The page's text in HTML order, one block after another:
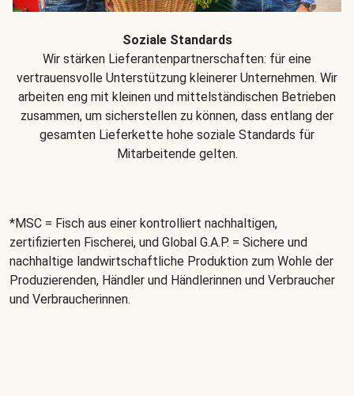
Soziale Standards
Wir stärken Lieferantenpartnerschaften: für eine
vertrauensvolle Unterstützung kleinerer Unternehmen. Wir
arbeiten eng mit kleinen und mittelständischen Betrieben
zusammen, um sicherstellen zu können, dass entlang der
gesamten Lieferkette hohe soziale Standards für
Mitarbeitende gelten.
*MSC = Fisch aus einer kontrolliert nachhaltigen,
zertifizierten Fischerei, und Global G.A.P. = Sichere und
nachhaltige landwirtschaftliche Produktion zum Wohle der
Produzierenden, Händler und Händlerinnen und Verbraucher
und Verbraucherinnen.